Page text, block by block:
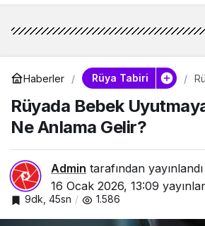
Haberler Rüya Tabiri
Rüyada Bebek
Ne Anlama Gelir?
Admin tarafından yayınlandı
16 Ocak 2026, 13:09
9dk, 45sn 1.586